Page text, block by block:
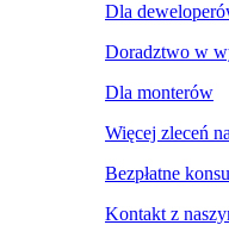
Dla
Doradztwo w
Dla monterów
Więcej zleceń
Bezpłatne
Kontakt z